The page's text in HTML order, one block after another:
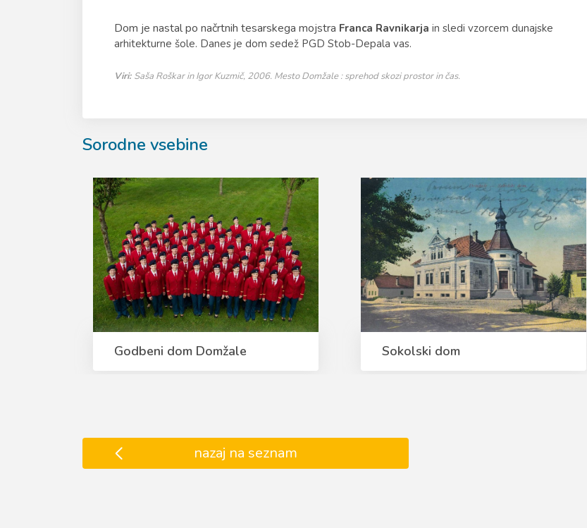
Dom je nastal po načrtnih tesarskega mojstra Franca Ravnikarja in sledi vzorcem dunajske
arhitekturne šole. Danes je dom sedež PGD Stob-Depala vas.
Viri: Saša Roškar in Igor Kuzmič, 2006. Mesto Domžale : sprehod skozi prostor in čas.
Sorodne vsebine
Godbeni dom Domžale Sokolski dom
nazaj na seznam